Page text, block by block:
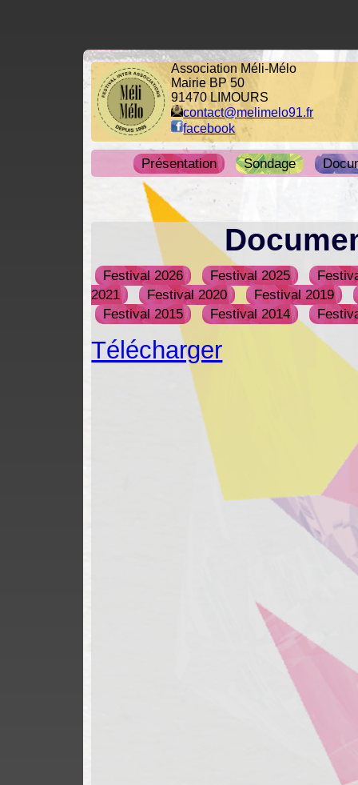
Association Méli-Mélo
Mairie BP 50
91470 LIMOURS
contact@melimelo91.fr
facebook
Présentation Sondage
Festival 2026 Festival 2025
2021
Festival 2020
Festival 2019
Festival 2015
Festival 2014
Télécharger